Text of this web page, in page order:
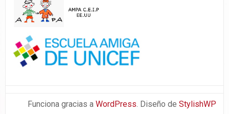
Funciona gracias a WordPress. Diseño de StylishWP